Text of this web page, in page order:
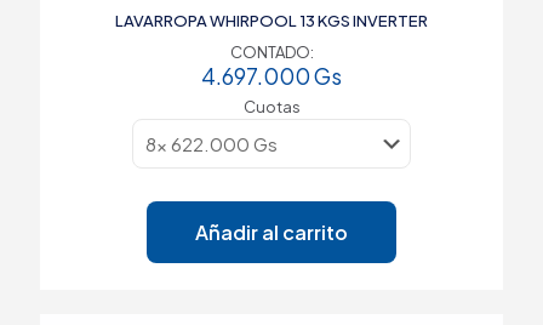
LAVARROPA WHIRPOOL 13 KGS INVERTER
CONTADO:
4.697.000Gs
Cuotas
Añadir al carrito